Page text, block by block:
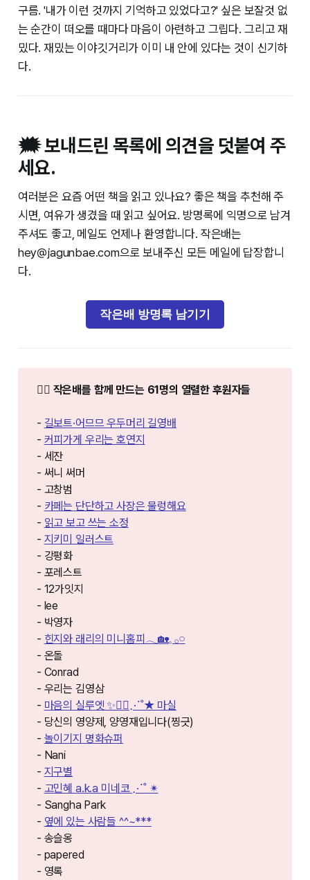
구름. '내가 이런 것까지 기억하고 있었다고?' 싶은 보잘것 없
는 순간이 떠오를 때마다 마음이 아련하고 그립다. 그리고 재
밌다. 재밌는 이야깃거리가 이미 내 안에 있다는 것이 신기하
다.
🗯️ 보내드린 목록에 의견을 덧붙여 주
세요.
여러분은 요즘 어떤 책을 읽고 있나요? 좋은 책을 추천해 주
시면, 여유가 생겼을 때 읽고 싶어요. 방명록에 익명으로 남겨
주셔도 좋고, 메일도 언제나 환영합니다. 작은배는
hey@jagunbae.com으로 보내주신 모든 메일에 답장합니
다.
작은배 방명록 남기기
❤️‍🔥 작은배를 함께 만드는 61명의 열렬한 후원자들
- 길보트·어므므 우두머리 길영배
- 커피가게 우리는 호연지
- 세잔
- 써니 써머
- 고창범
- 카페는 단단하고 사장은 물렁해요
- 읽고 보고 쓰는 소정
- 지키미 일러스트
- 강평화
- 포레스트
- 12가잇지
- lee
- 박영자
- 힌지와 래리의 미니홈피𓂃🏡𓈒 𓂂𓏸
- 온돌
- Conrad
- 우리는 김영삼
- 마음의 실루엣 ✨🚶‍♀️⋰˚★ 마실
- 당신의 영양제, 양영재입니다(찡긋)
- 놀이기지 명화슈퍼
- Nani
- 지구별
- 고민혜 a.k.a 미네코 ⋰˚ ✴︎
- Sangha Park
- 옆에 있는 사람들 ^^~***
- 송슬옹
- papered
- 영록